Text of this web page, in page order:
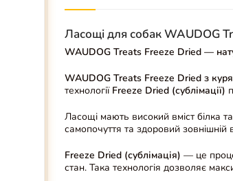
Ласощі для собак WAUDOG
WAUDOG Treats Freeze Dried —
WAUDOG Treats Freeze Dried з
технології Freeze Dried (сублімації)
Ласощі мають високий вміст білка
самопочуття та здоровий
Freeze Dried (сублімація) — це
стан. Така технологія дозволяє